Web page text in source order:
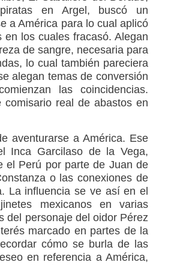
en Argel, buscó un
a América para lo cual aplicó
los cuales fracasó. Alegan
de sangre, necesaria para
lo cual también pareciera
alegan temas de conversión
las coincidencias.
real de abastos en
aventurarse a América. Ese
Inca Garcilaso de la Vega,
el Perú por parte de Juan de
o las conexiones de
La influencia se ve así en el
mexicanos en varias
del personaje del oidor Pérez
marcado en partes de la
cómo se burla de las
en referencia a América,